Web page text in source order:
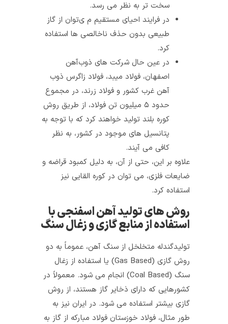
سخت‌ تر به نظر می رسد.
در فرایند احیای مستقیم م ی‌توان از گاز
طبیعی بدون حذف ناخالصی‌ ها استفاده
در عین حال شرکت‌ های ذوب‌آهن
اصفهان، فولاد میبد، فولاد زاگرس ذوب‌
آهن غرب کشور و فولاد زرند، در مجموع
حدود ۵ میلیون تن فولاد، از طریق روش
کوره بلند تولید خواهند کرد که با توجه به
پتانسیل‌ های موجود در کشور، به نظر
کافی می‌ آیند.
علاوه بر این، حتی از آن، به دلیل کمبود قراضه و
ضایعات فلزی، می‌ توان در کوره القایی نیز
استفاده کرد.
روش های تولید آهن اسفنجی با
استفاده از منابع گازی و زغال سنگ
تولیدگندله متخلخل از سنگ‌ آهن، عموماً به دو
روش گازی (Gas Based) یا استفاده از زغال‌
سنگ (Coal Based) انجام می‌ شود. معمولاً در
کشورهایی که دارای ذخایر گاز هستند، از روش
گازی بیشتر استفاده می شود. در ایران نیز به‌
طور مثال، فولاد خوزستان فولاد مبارکه از گاز به